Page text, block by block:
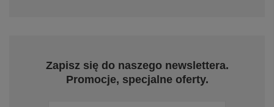
Zapisz się do naszego newslettera.
Promocje, specjalne oferty.